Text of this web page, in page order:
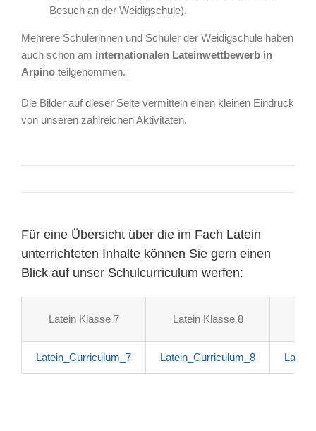
Besuch an der Weidigschule).
Mehrere Schülerinnen und Schüler der Weidigschule haben
auch schon am internationalen Lateinwettbewerb in
Arpino teilgenommen.
Die Bilder auf dieser Seite vermitteln einen kleinen Eindruck
von unseren zahlreichen Aktivitäten.
Für eine Übersicht über die im Fach Latein
unterrichteten Inhalte können Sie gern einen
Blick auf unser Schulcurriculum werfen:
Latein Klasse 7 Latein Klasse 8
Latein_Curriculum_7 Latein_Curriculum_8